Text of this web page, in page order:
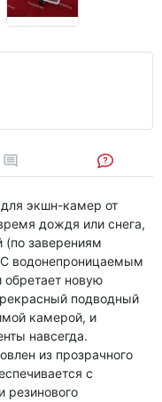
экшн-камер от
дождя или снега,
(по заверениям
С водонепроницаемым
новую
подводный
камерой, и
навсегда.
из прозрачного
с
резинового